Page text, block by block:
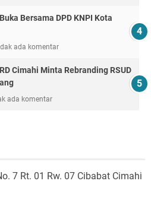
Bersama DPD KNPI Kota
ada komentar
Cimahi Minta Rebranding RSUD
ada komentar
7 Rt. 01 Rw. 07 Cibabat Cimahi